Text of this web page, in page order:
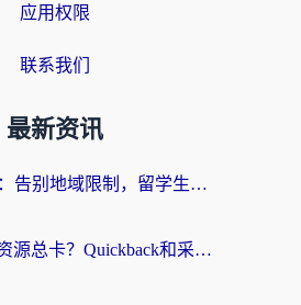
应用权限
联系我们
最新资讯
海外VPN中国：告别地域限制，留学生与华人如何轻松刷国内剧、玩国服？
海外党刷国内资源总卡？Quickback和采集蜂好用吗？这篇指南帮你避坑